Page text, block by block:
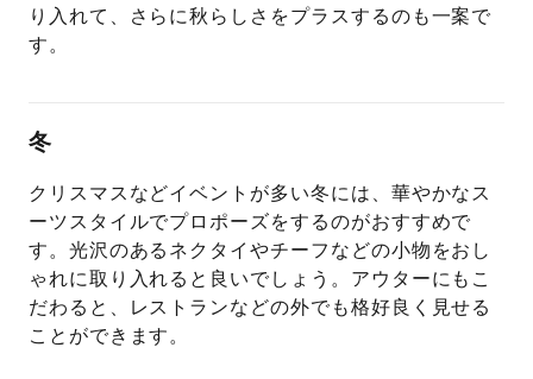
り入れて、さらに秋らしさをプラスするのも一案で
す。
冬
クリスマスなどイベントが多い冬には、華やかなス
ーツスタイルでプロポーズをするのがおすすめで
す。光沢のあるネクタイやチーフなどの小物をおし
ゃれに取り入れると良いでしょう。アウターにもこ
だわると、レストランなどの外でも格好良く見せる
ことができます。